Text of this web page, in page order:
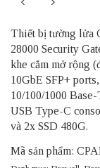
Thiết bị tường lửa
28000 Security
khe cắm mở rộng
10GbE SFP+
10/100/1000
USB Type-C
và 2x SSD 480G.
Mã sản phẩm: